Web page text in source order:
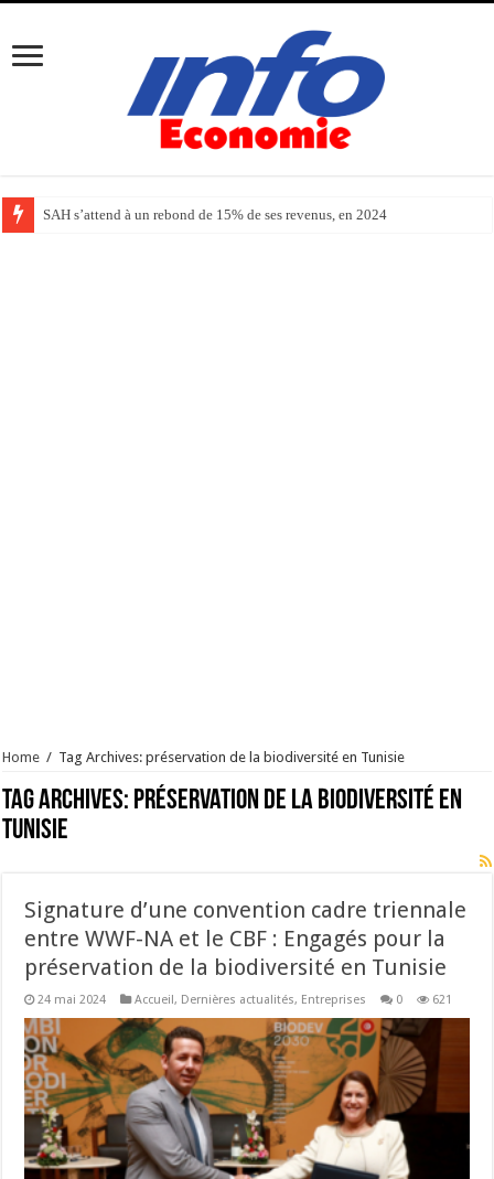
SAH s’attend à un rebond de 15% de ses revenus, en 2024
Home / Tag Archives: préservation de la biodiversité en Tunisie
Tag Archives: préservation de la biodiversité en
Tunisie
Signature d’une convention cadre triennale
entre WWF-NA et le CBF : Engagés pour la
préservation de la biodiversité en Tunisie
24 mai 2024 Accueil, Dernières actualités, Entreprises 0 621